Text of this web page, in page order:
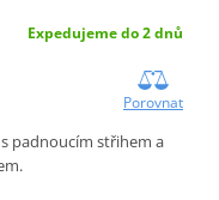
Expedujeme do 2 dnů
Porovnat
padnoucím střihem a